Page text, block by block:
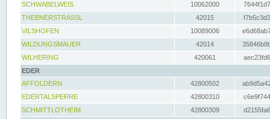
SCHWABELWEIS
10062000
THEBNERSTRASSL
42015
VILSHOFEN
10089006
WILDUNGSMAUER
42014
WILHERING
420061
EDER
AFFOLDERN
42800502
EDERTALSPERRE
42800310
SCHMITTLOTHEIM
42800309